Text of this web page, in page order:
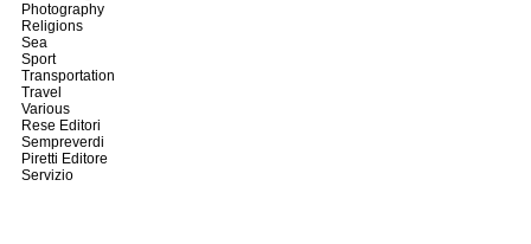
Photography
Religions
Sea
Sport
Transportation
Travel
Various
Rese Editori
Sempreverdi
Piretti Editore
Servizio